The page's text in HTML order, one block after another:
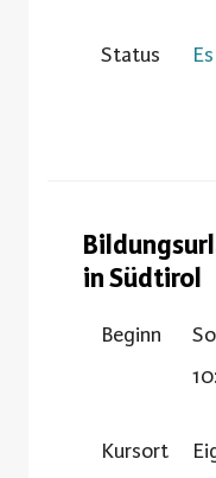
Status
in Südtirol
Beginn
Kursort